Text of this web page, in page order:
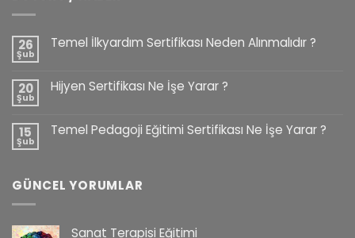
26
Şub
Temel İlkyardım Sertifikası Neden Alınmalıdır ?
20
Şub
Hijyen Sertifikası Ne İşe Yarar ?
15
Şub
Temel Pedagoji Eğitimi Sertifikası Ne İşe Yarar ?
GÜNCEL YORUMLAR
Sanat Terapisi Eğitimi